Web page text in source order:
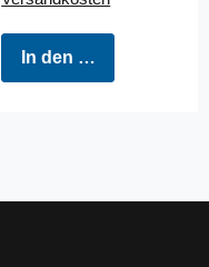
In den Warenkorb